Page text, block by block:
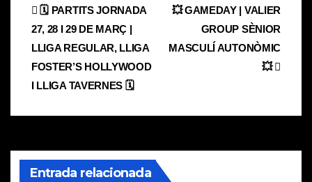
Navegación
de
entradas
💥 GAMEDAY | VALIER
GROUP SÈNIOR
MASCULÍ AUTONÒMIC
💥
🗓️ PARTITS JORNADA
27, 28 I 29 DE MARÇ |
LLIGA REGULAR, LLIGA
FOSTER’S HOLLYWOOD
I LLIGA TAVERNES 🗓️
Entrada relacionada